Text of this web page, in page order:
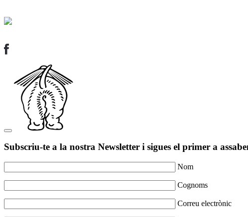
Subscriu-te a la nostra Newsletter i sigues el primer a
Nom
Cognoms
Correu electrònic